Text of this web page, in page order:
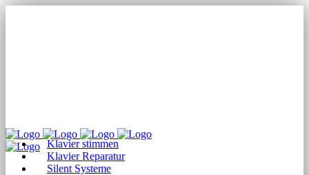
Klavier stimmen
Klavier Reparatur
Silent Systeme